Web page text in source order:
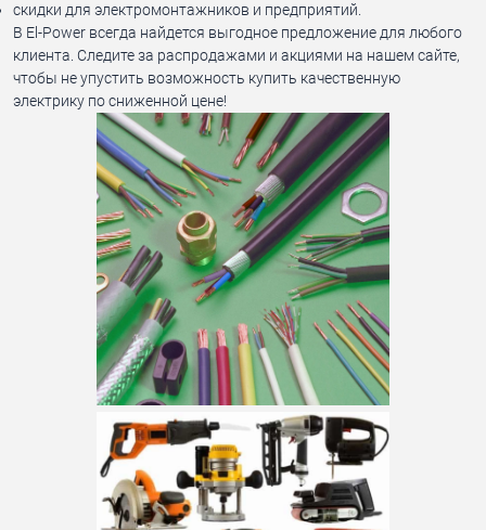
скидки для электромонтажников и предприятий.
В El-Power всегда найдется выгодное предложение для любого
клиента. Следите за распродажами и акциями на нашем сайте,
чтобы не упустить возможность купить качественную
электрику по сниженной цене!